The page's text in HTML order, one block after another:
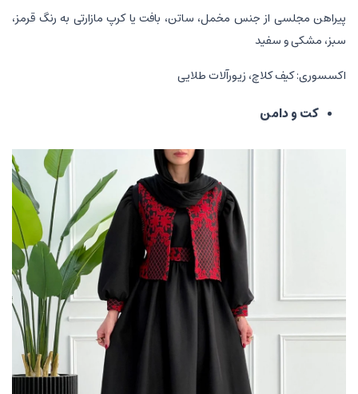
پیراهن مجلسی از جنس مخمل، ساتن، بافت یا کرپ مازارتی به رنگ قرمز،
سبز، مشکی و سفید
اکسسوری: کیف کلاچ، زیورآلات طلایی
کت و دامن